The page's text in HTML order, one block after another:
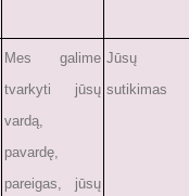
Mes galime
tvarkyti jūsų
vardą,
pavardę,
pareigas, jūsų
Jūsų
sutikimas